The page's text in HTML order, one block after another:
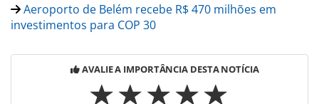
Aeroporto de Belém recebe R$ 470 milhões em
investimentos para COP 30
AVALIE A IMPORTÂNCIA DESTA NOTÍCIA